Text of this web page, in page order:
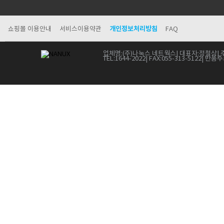
쇼핑몰 이용안내 서비스이용약관 개인정보처리방침 FAQ
업체명:(주)나눅스 네트웍스 | 대표자:정철상|
TEL:1644-2022 | FAX:055-313-5122 | 반품